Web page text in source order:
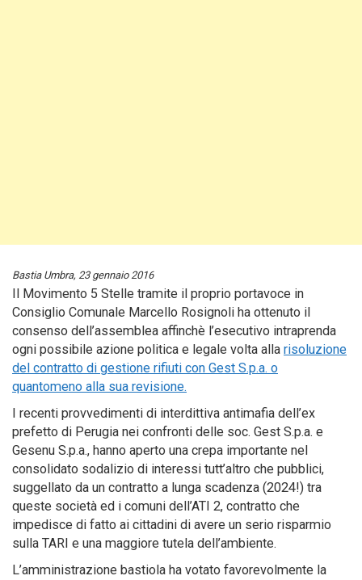
Bastia Umbra, 23 gennaio 2016
Il Movimento 5 Stelle tramite il proprio portavoce in
Consiglio Comunale Marcello Rosignoli ha ottenuto il
consenso dell’assemblea affinchè l’esecutivo intraprenda
ogni possibile azione politica e legale volta alla risoluzione
del contratto di gestione rifiuti con Gest S.p.a. o
quantomeno alla sua revisione.
I recenti provvedimenti di interdittiva antimafia dell’ex
prefetto di Perugia nei confronti delle soc. Gest S.p.a. e
Gesenu S.p.a., hanno aperto una crepa importante nel
consolidato sodalizio di interessi tutt’altro che pubblici,
suggellato da un contratto a lunga scadenza (2024!) tra
queste società ed i comuni dell’ATI 2, contratto che
impedisce di fatto ai cittadini di avere un serio risparmio
sulla TARI e una maggiore tutela dell’ambiente.
L’amministrazione bastiola ha votato favorevolmente la